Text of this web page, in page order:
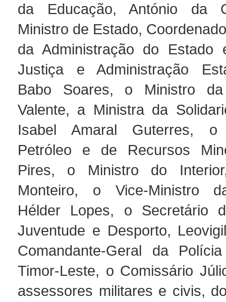
da Educação, António da
Ministro de Estado,
da Administração do Estado
Justiça e Administração
Babo Soares, o Ministro
Valente, a Ministra da
Isabel Amaral Guterres,
Petróleo e de Recursos
Pires, o Ministro do
Monteiro, o Vice-Ministro
Hélder Lopes, o Secretário
Juventude e Desporto,
Comandante-Geral da
Timor-Leste, o Comissário
assessores militares e civis,